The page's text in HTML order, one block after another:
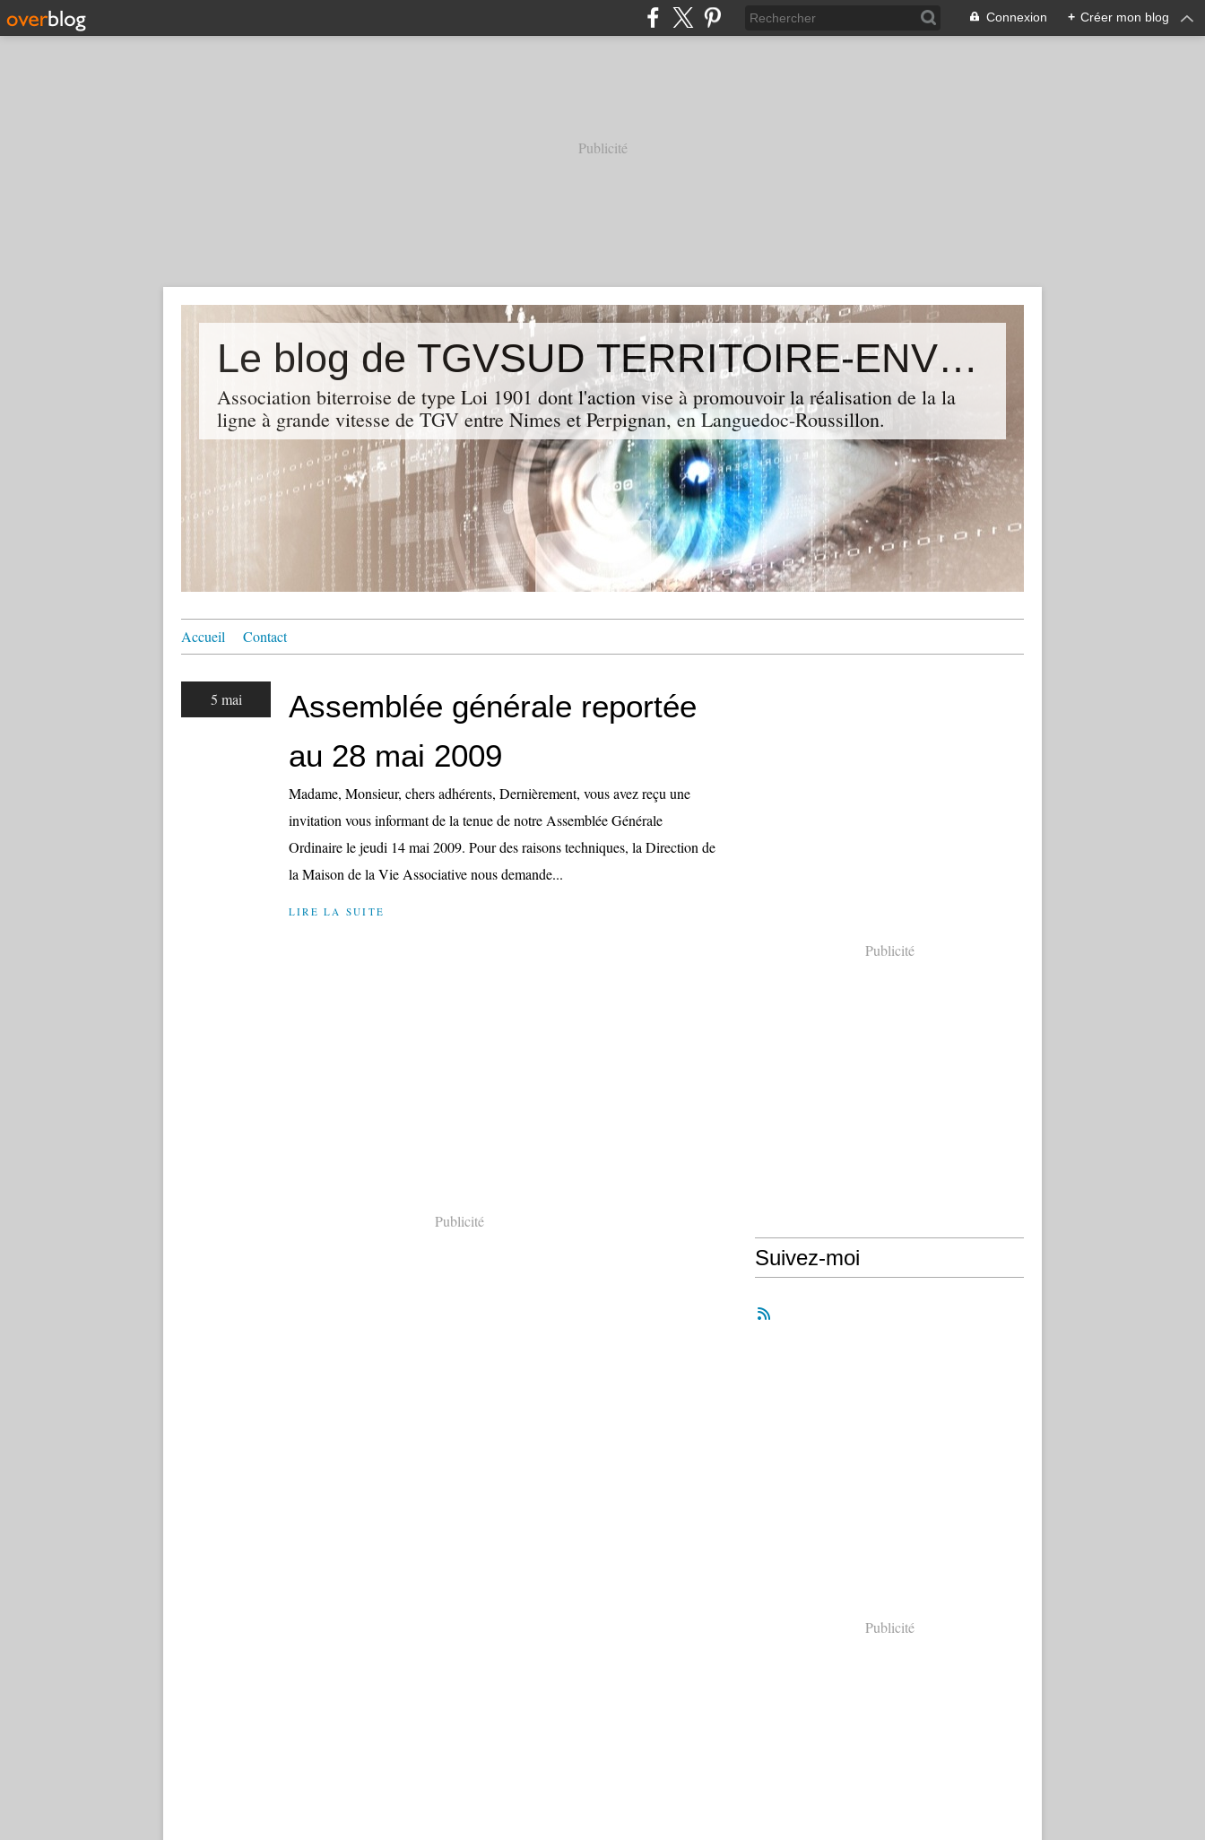
Connexion + Créer mon blog
Publicité
Le blog de TGVSUD TERRITOIRE-ENVIRONNEMENT ASSOCIATION
Association biterroise de type Loi 1901 dont l'action vise à promouvoir la réalisation de la la
ligne à grande vitesse de TGV entre Nimes et Perpignan, en Languedoc-Roussillon.
Accueil Contact
5 mai
Assemblée générale reportée
au 28 mai 2009
Madame, Monsieur, chers adhérents, Dernièrement, vous avez reçu une
invitation vous informant de la tenue de notre Assemblée Générale
Ordinaire le jeudi 14 mai 2009. Pour des raisons techniques, la Direction de
la Maison de la Vie Associative nous demande...
LIRE LA SUITE
Publicité
Publicité
Suivez-moi
Publicité